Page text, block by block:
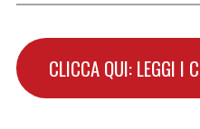
CLICCA QUI: LEGGI I